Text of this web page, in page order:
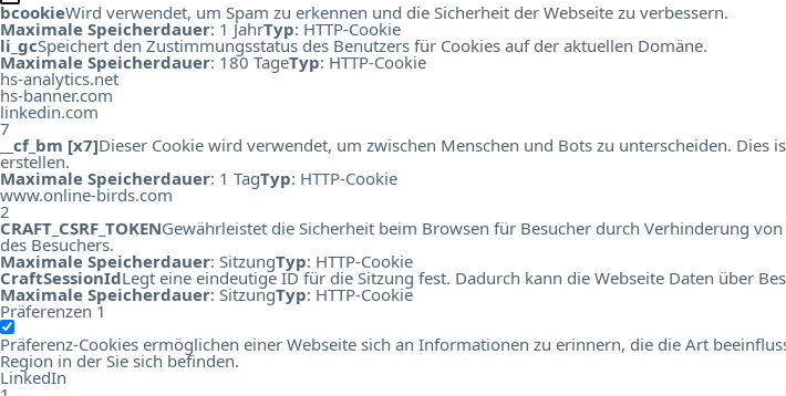
bcookieWird verwendet, um Spam zu erkennen und die Sicherheit der Webseite zu verbessern.
Maximale Speicherdauer: 1 JahrTyp: HTTP-Cookie
li_gcSpeichert den Zustimmungsstatus des Benutzers für Cookies auf der aktuellen Domäne.
Maximale Speicherdauer: 180 TageTyp: HTTP-Cookie
hs-analytics.net
hs-banner.com
linkedin.com
7
__cf_bm [x7]Dieser Cookie wird verwendet, um zwischen Menschen und Bots zu unterscheiden.
erstellen.
Maximale Speicherdauer: 1 TagTyp: HTTP-Cookie
www.online-birds.com
2
CRAFT_CSRF_TOKENGewährleistet die Sicherheit beim Browsen für Besucher durch Verhinderung
des Besuchers.
Maximale Speicherdauer: SitzungTyp: HTTP-Cookie
CraftSessionIdLegt eine eindeutige ID für die Sitzung fest. Dadurch kann die Webseite Daten über
Maximale Speicherdauer: SitzungTyp: HTTP-Cookie
Präferenzen 1
Präferenz-Cookies ermöglichen einer Webseite sich an Informationen zu erinnern, die die Art
Region in der Sie sich befinden.
LinkedIn